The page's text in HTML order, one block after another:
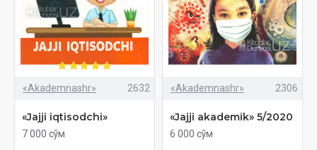
«Akademnashr» 2632
«Jajji iqtisodchi»
7 000 сўм
«Akademnashr» 2306
«Jajji akademik» 5/2020
6 000 сўм